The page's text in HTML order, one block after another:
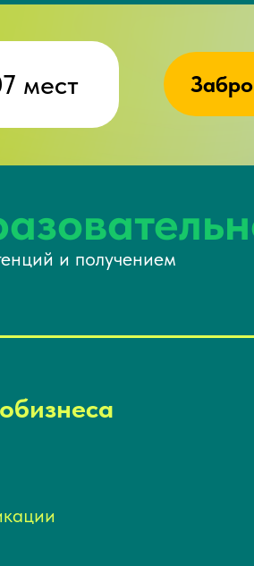
мест
и получением